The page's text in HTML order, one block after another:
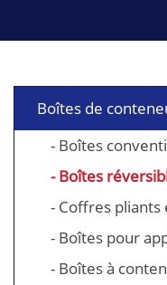
Boîtes de
- Boîtes
- Boîtes
- Coffres pliants
- Boîtes pour
- Boîtes à